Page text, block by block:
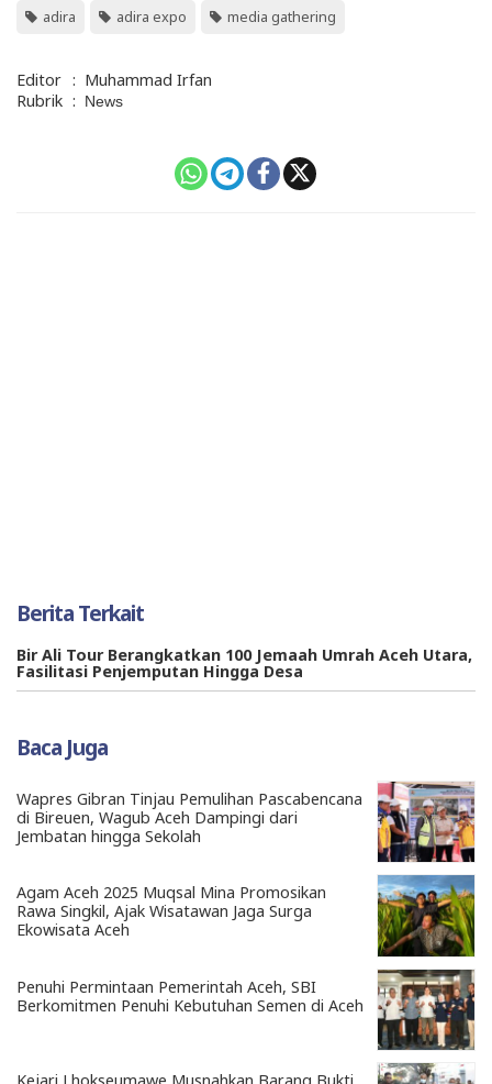
adira adira expo media gathering
Editor : Muhammad Irfan
Rubrik : News
Berita Terkait
Bir Ali Tour Berangkatkan 100 Jemaah Umrah Aceh Utara,
Fasilitasi Penjemputan Hingga Desa
Baca Juga
Wapres Gibran Tinjau Pemulihan Pascabencana
di Bireuen, Wagub Aceh Dampingi dari
Jembatan hingga Sekolah
Agam Aceh 2025 Muqsal Mina Promosikan
Rawa Singkil, Ajak Wisatawan Jaga Surga
Ekowisata Aceh
Penuhi Permintaan Pemerintah Aceh, SBI
Berkomitmen Penuhi Kebutuhan Semen di Aceh